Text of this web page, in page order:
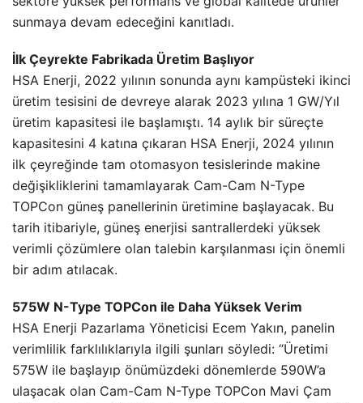
sunmaya devam edeceğini kanıtladı.
İlk Çeyrekte Fabrikada Üretim Başlıyor
HSA Enerji, 2022 yılının sonunda aynı kampüsteki ikinci
üretim tesisini de devreye alarak 2023 yılına 1 GW/Yıl
üretim kapasitesi ile başlamıştı. 14 aylık bir süreçte
kapasitesini 4 katına çıkaran HSA Enerji, 2024 yılının
ilk çeyreğinde tam otomasyon tesislerinde makine
değişikliklerini tamamlayarak Cam-Cam N-Type
TOPCon güneş panellerinin üretimine başlayacak. Bu
tarih itibariyle, güneş enerjisi santrallerdeki yüksek
verimli çözümlere olan talebin karşılanması için önemli
bir adım atılacak.
575W N-Type TOPCon ile Daha Yüksek Verim
HSA Enerji Pazarlama Yöneticisi Ecem Yakın, panelin
verimlilik farklılıklarıyla ilgili şunları söyledi: “Üretimi
575W ile başlayıp önümüzdeki dönemlerde 590W’a
ulaşacak olan Cam-Cam N-Type TOPCon Mavi Çam